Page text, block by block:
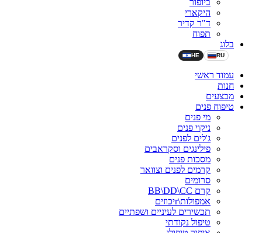
ביופור
היקארי
ד"ר קדיר
תפוח
בלוג
HE RU
עמוד ראשי
חנות
מבצעים
טיפוח פנים
מי פנים
ניקוי פנים
ג'לים לפנים
פילינגים וסקראבים
מסכות פנים
קרמים לפנים וצוואר
סרומים
קרם BB\DD\CC
אמפולות\rיכוזים
תכשירים לעיניים ושפתיים
טיפול נקודתי